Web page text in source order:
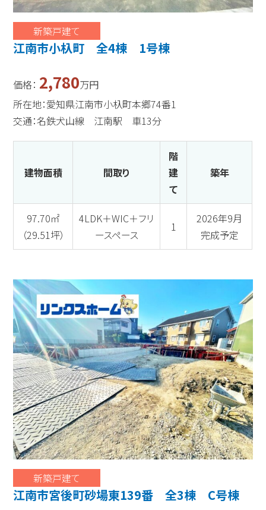
新築戸建て
江南市小杁町 全4棟 1号棟
価格： 2,780万円
所在地：愛知県江南市小杁町本郷74番1
交通：名鉄犬山線 江南駅 車13分
建物面積 間取り
階
建
て
築年
97.70㎡
（29.51坪）
4LDK＋WIC＋フリ
ースペース
1
2026年9月
完成予定
新築戸建て
江南市宮後町砂場東139番 全3棟 C号棟